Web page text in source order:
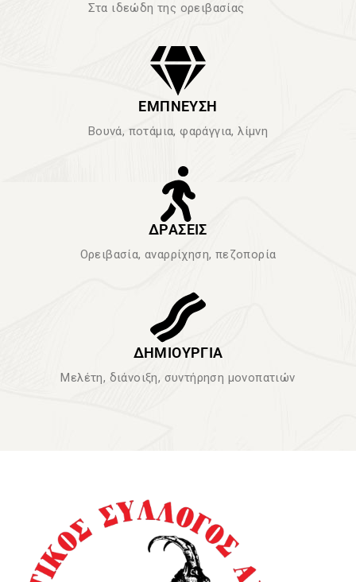
Στα ιδεώδη της ορειβασίας
ΕΜΠΝΕΥΣΗ
Βουνά, ποτάμια, φαράγγια, λίμνη
ΔΡΑΣΕΙΣ
Ορειβασία, αναρρίχηση, πεζοπορία
ΔΗΜΙΟΥΡΓΙΑ
Μελέτη, διάνοιξη, συντήρηση μονοπατιών